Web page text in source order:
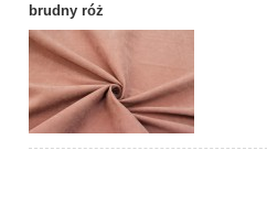
brudny róż